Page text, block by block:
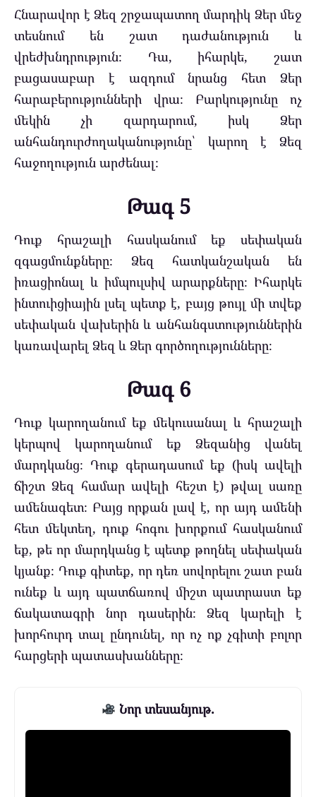
Հնարավոր է Ձեզ շրջապատող մարդիկ Ձեր մեջ
տեսնում են շատ դաժանություն և
վրեժխնդրություն։ Դա, իհարկե, շատ
բացասաբար է ազդում նրանց հետ Ձեր
հարաբերությունների վրա։ Բարկությունը ոչ
մեկին չի զարդարում, իսկ Ձեր
անհանդուրժողականությունը՝ կարող է Ձեզ
հաջողություն արժենալ։
Թագ 5
Դուք հրաշալի հասկանում եք սեփական
զգացմունքները։ Ձեզ հատկանշական են
իռացիոնալ և իմպուլսիվ արարքները։ Իհարկե
ինտուիցիային լսել պետք է, բայց թույլ մի տվեք
սեփական վախերին և անհանգստություններին
կառավարել Ձեզ և Ձեր գործողությունները։
Թագ 6
Դուք կարողանում եք մեկուսանալ և հրաշալի
կերպով կարողանում եք Ձեզանից վանել
մարդկանց։ Դուք գերադասում եք (իսկ ավելի
ճիշտ Ձեզ համար ավելի հեշտ է) թվալ սառը
ամենագետ։ Բայց որքան լավ է, որ այդ ամենի
հետ մեկտեղ, դուք հոգու խորքում հասկանում
եք, թե որ մարդկանց է պետք թողնել սեփական
կյանք։ Դուք գիտեք, որ դեռ սովորելու շատ բան
ունեք և այդ պատճառով միշտ պատրաստ եք
ճակատագրի նոր դասերին։ Ձեզ կարելի է
խորհուրդ տալ ընդունել, որ ոչ ոք չգիտի բոլոր
հարցերի պատասխանները։
Նոր տեսանյութ.